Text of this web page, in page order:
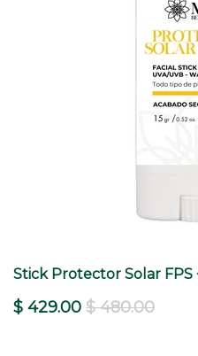
Kit Piel Grasa
$ 1,138.00